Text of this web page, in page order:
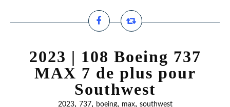
2023 | 108 Boeing 737
MAX 7 de plus pour
Southwest
2023, 737, boeing, max, southwest